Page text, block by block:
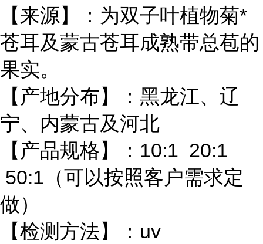
【来源】：为双子叶植物菊*
苍耳及蒙古苍耳成熟带总苞的
果实。
【产地分布】：黑龙江、辽
宁、内蒙古及河北
【产品规格】：10:1 20:1
50:1（可以按照客户需求定
做）
【检测方法】：uv